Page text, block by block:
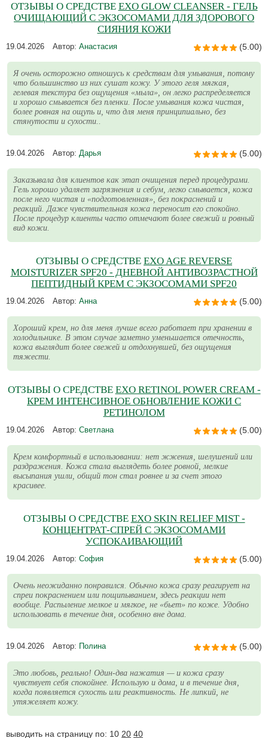
ОТЗЫВЫ О СРЕДСТВЕ EXO GLOW CLEANSER - ГЕЛЬ
ОЧИЩАЮЩИЙ С ЭКЗОСОМАМИ ДЛЯ ЗДОРОВОГО
СИЯНИЯ КОЖИ
19.04.2026 Автор: Анастасия (5.00)
Я очень осторожно отношусь к средствам для умывания, потому
что большинство из них сушат кожу. У этого геля мягкая,
гелевая текстура без ощущения «мыла», он легко распределяется
и хорошо смывается без пленки. После умывания кожа чистая,
более ровная на ощупь и, что для меня принципиально, без
стянутости и сухости..
19.04.2026 Автор: Дарья (5.00)
Заказывала для клиентов как этап очищения перед процедурами.
Гель хорошо удаляет загрязнения и себум, легко смывается, кожа
после него чистая и «подготовленная», без покраснений и
реакций. Даже чувствительная кожа переносит его спокойно.
После процедур клиенты часто отмечают более свежий и ровный
вид кожи.
ОТЗЫВЫ О СРЕДСТВЕ EXO AGE REVERSE
MOISTURIZER SPF20 - ДНЕВНОЙ АНТИВОЗРАСТНОЙ
ПЕПТИДНЫЙ КРЕМ С ЭКЗОСОМАМИ SPF20
19.04.2026 Автор: Анна (5.00)
Хороший крем, но для меня лучше всего работает при хранении в
холодильнике. В этом случае заметно уменьшается отечность,
кожа выглядит более свежей и отдохнувшей, без ощущения
тяжести.
ОТЗЫВЫ О СРЕДСТВЕ EXO RETINOL POWER CREAM -
КРЕМ ИНТЕНСИВНОЕ ОБНОВЛЕНИЕ КОЖИ С
РЕТИНОЛОМ
19.04.2026 Автор: Светлана (5.00)
Крем комфортный в использовании: нет жжения, шелушений или
раздражения. Кожа стала выглядеть более ровной, мелкие
высыпания ушли, общий тон стал ровнее и за счет этого
красивее.
ОТЗЫВЫ О СРЕДСТВЕ EXO SKIN RELIEF MIST -
КОНЦЕНТРАТ-СПРЕЙ С ЭКЗОСОМАМИ
УСПОКАИВАЮЩИЙ
19.04.2026 Автор: София (5.00)
Очень неожиданно понравился. Обычно кожа сразу реагирует на
спреи покраснением или пощипыванием, здесь реакции нет
вообще. Распыление мелкое и мягкое, не «бьет» по коже. Удобно
использовать в течение дня, особенно вне дома.
19.04.2026 Автор: Полина (5.00)
Это любовь, реально! Один-два нажатия — и кожа сразу
чувствует себя спокойнее. Использую и дома, и в течение дня,
когда появляется сухость или реактивность. Не липкий, не
утяжеляет кожу.
выводить на страницу по: 10 20 40